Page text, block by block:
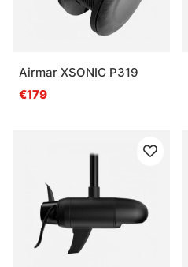
Airmar XSONIC P319
€179